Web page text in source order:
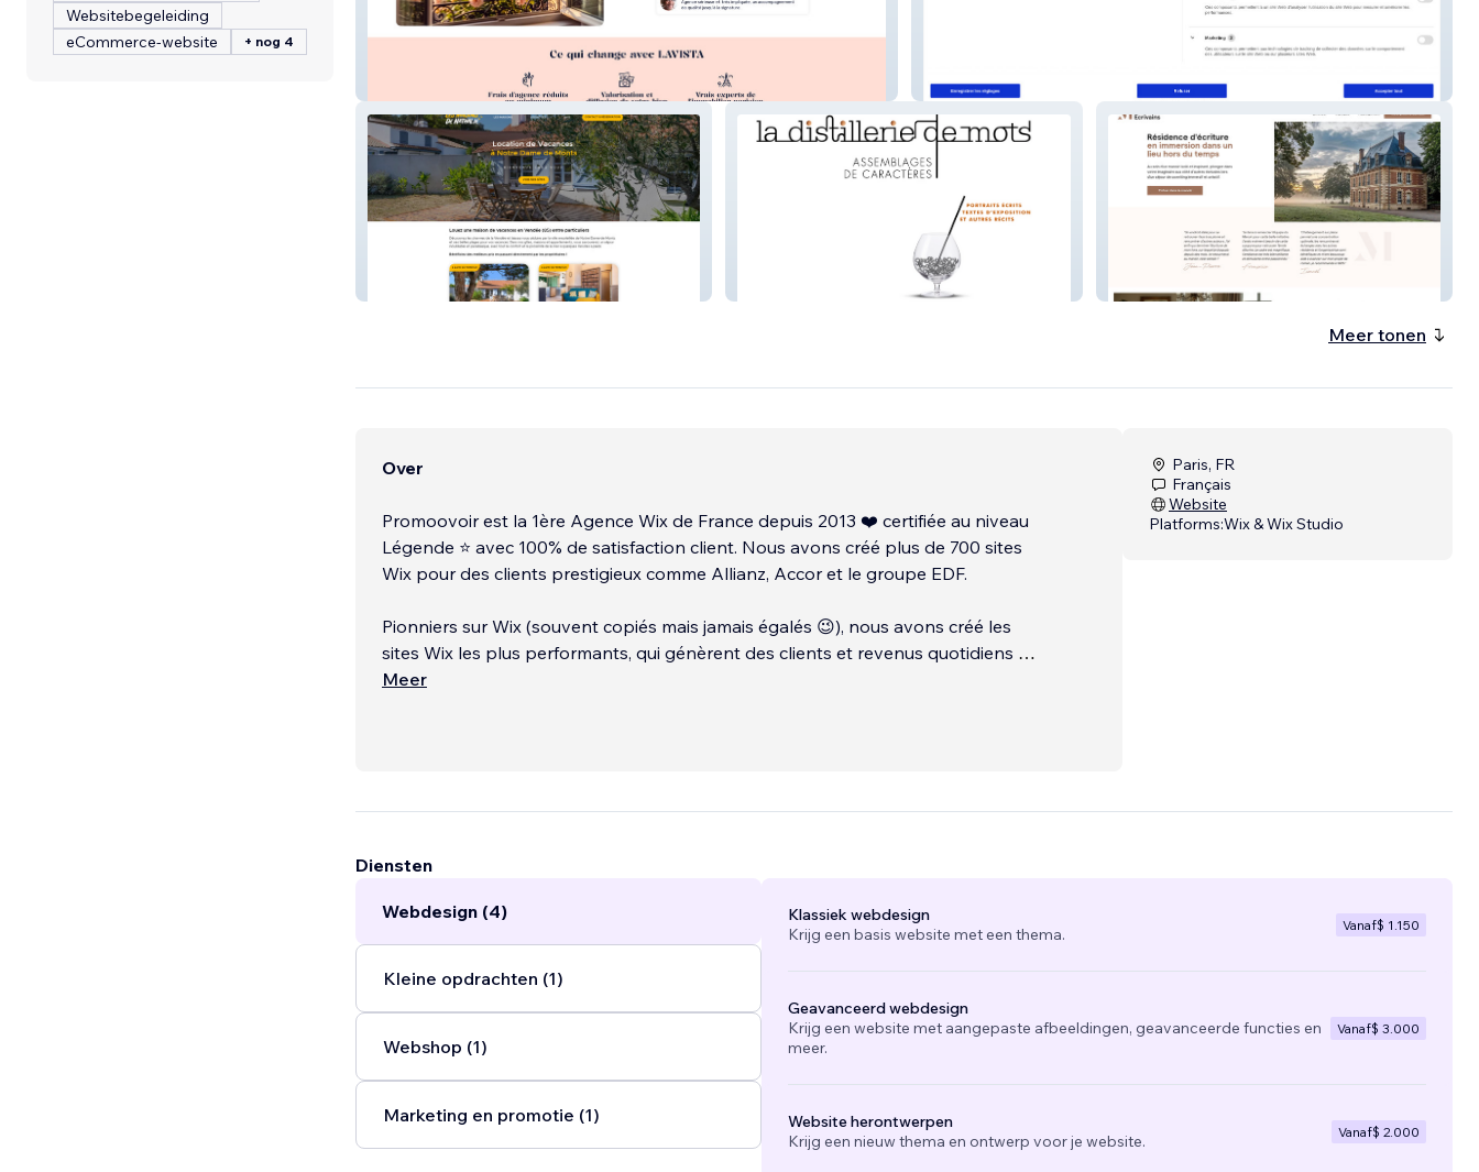
Websitebegeleiding
eCommerce-website
+ nog 4
LAVISTA - Agence immobilière à Paris Apéro Delivery
Les Maisons de Nathalie
Meer tonen
Over
Promoovoir est la 1ère Agence Wix de France depuis 2013 ❤️ certifiée au niveau
Légende ⭐️ avec 100% de satisfaction client. Nous avons créé plus de 700 sites
Wix pour des clients prestigieux comme Allianz, Accor et le groupe EDF.
Pionniers sur Wix (souvent copiés mais jamais égalés 😉), nous avons créé les
sites Wix les plus performants, qui génèrent des clients et revenus quotidiens et
se positionnent sur Google et les IA sur les mots-clés et thématiques les plus
Gemini, Perplexity, Claude...). Promoovoir est également la 1ère agence SEO à
référencement naturel 😉 ).
Tanguy & Sandra
Fondateurs de l'agence Promoovoir...
Meer
Paris, FR
Français
Website
Platforms:Wix & Wix Studio
Diensten
Webdesign (4)
Kleine opdrachten (1)
Webshop (1)
Marketing en promotie (1)
Klassiek webdesign
Krijg een basis website met een thema.
Vanaf$ 1.150
Geavanceerd webdesign
Krijg een website met aangepaste afbeeldingen, geavanceerde functies en
meer.
Vanaf$ 3.000
Website herontwerpen
Krijg een nieuw thema en ontwerp voor je website.
Vanaf$ 2.000